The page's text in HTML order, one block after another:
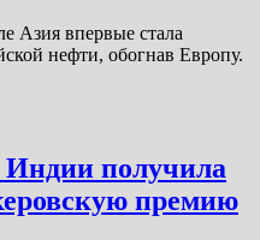
Азия впервые стала
нефти, обогнав Европу.
получила
премию